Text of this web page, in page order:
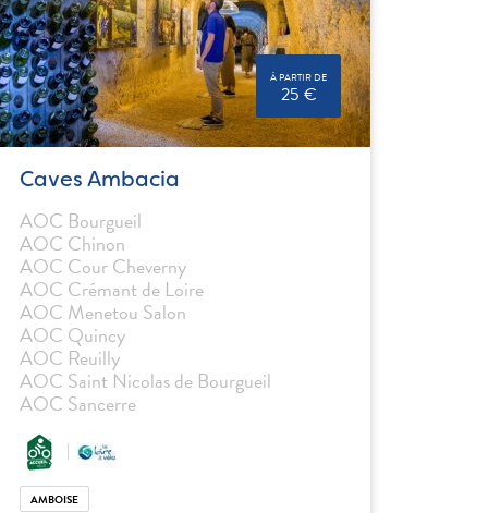
À PARTIR DE
25 €
Caves Ambacia
AOC Bourgueil
AOC Chinon
AOC Cour Cheverny
AOC Crémant de Loire
AOC Menetou Salon
AOC Quincy
AOC Reuilly
AOC Saint Nicolas de Bourgueil
AOC Sancerre
AMBOISE